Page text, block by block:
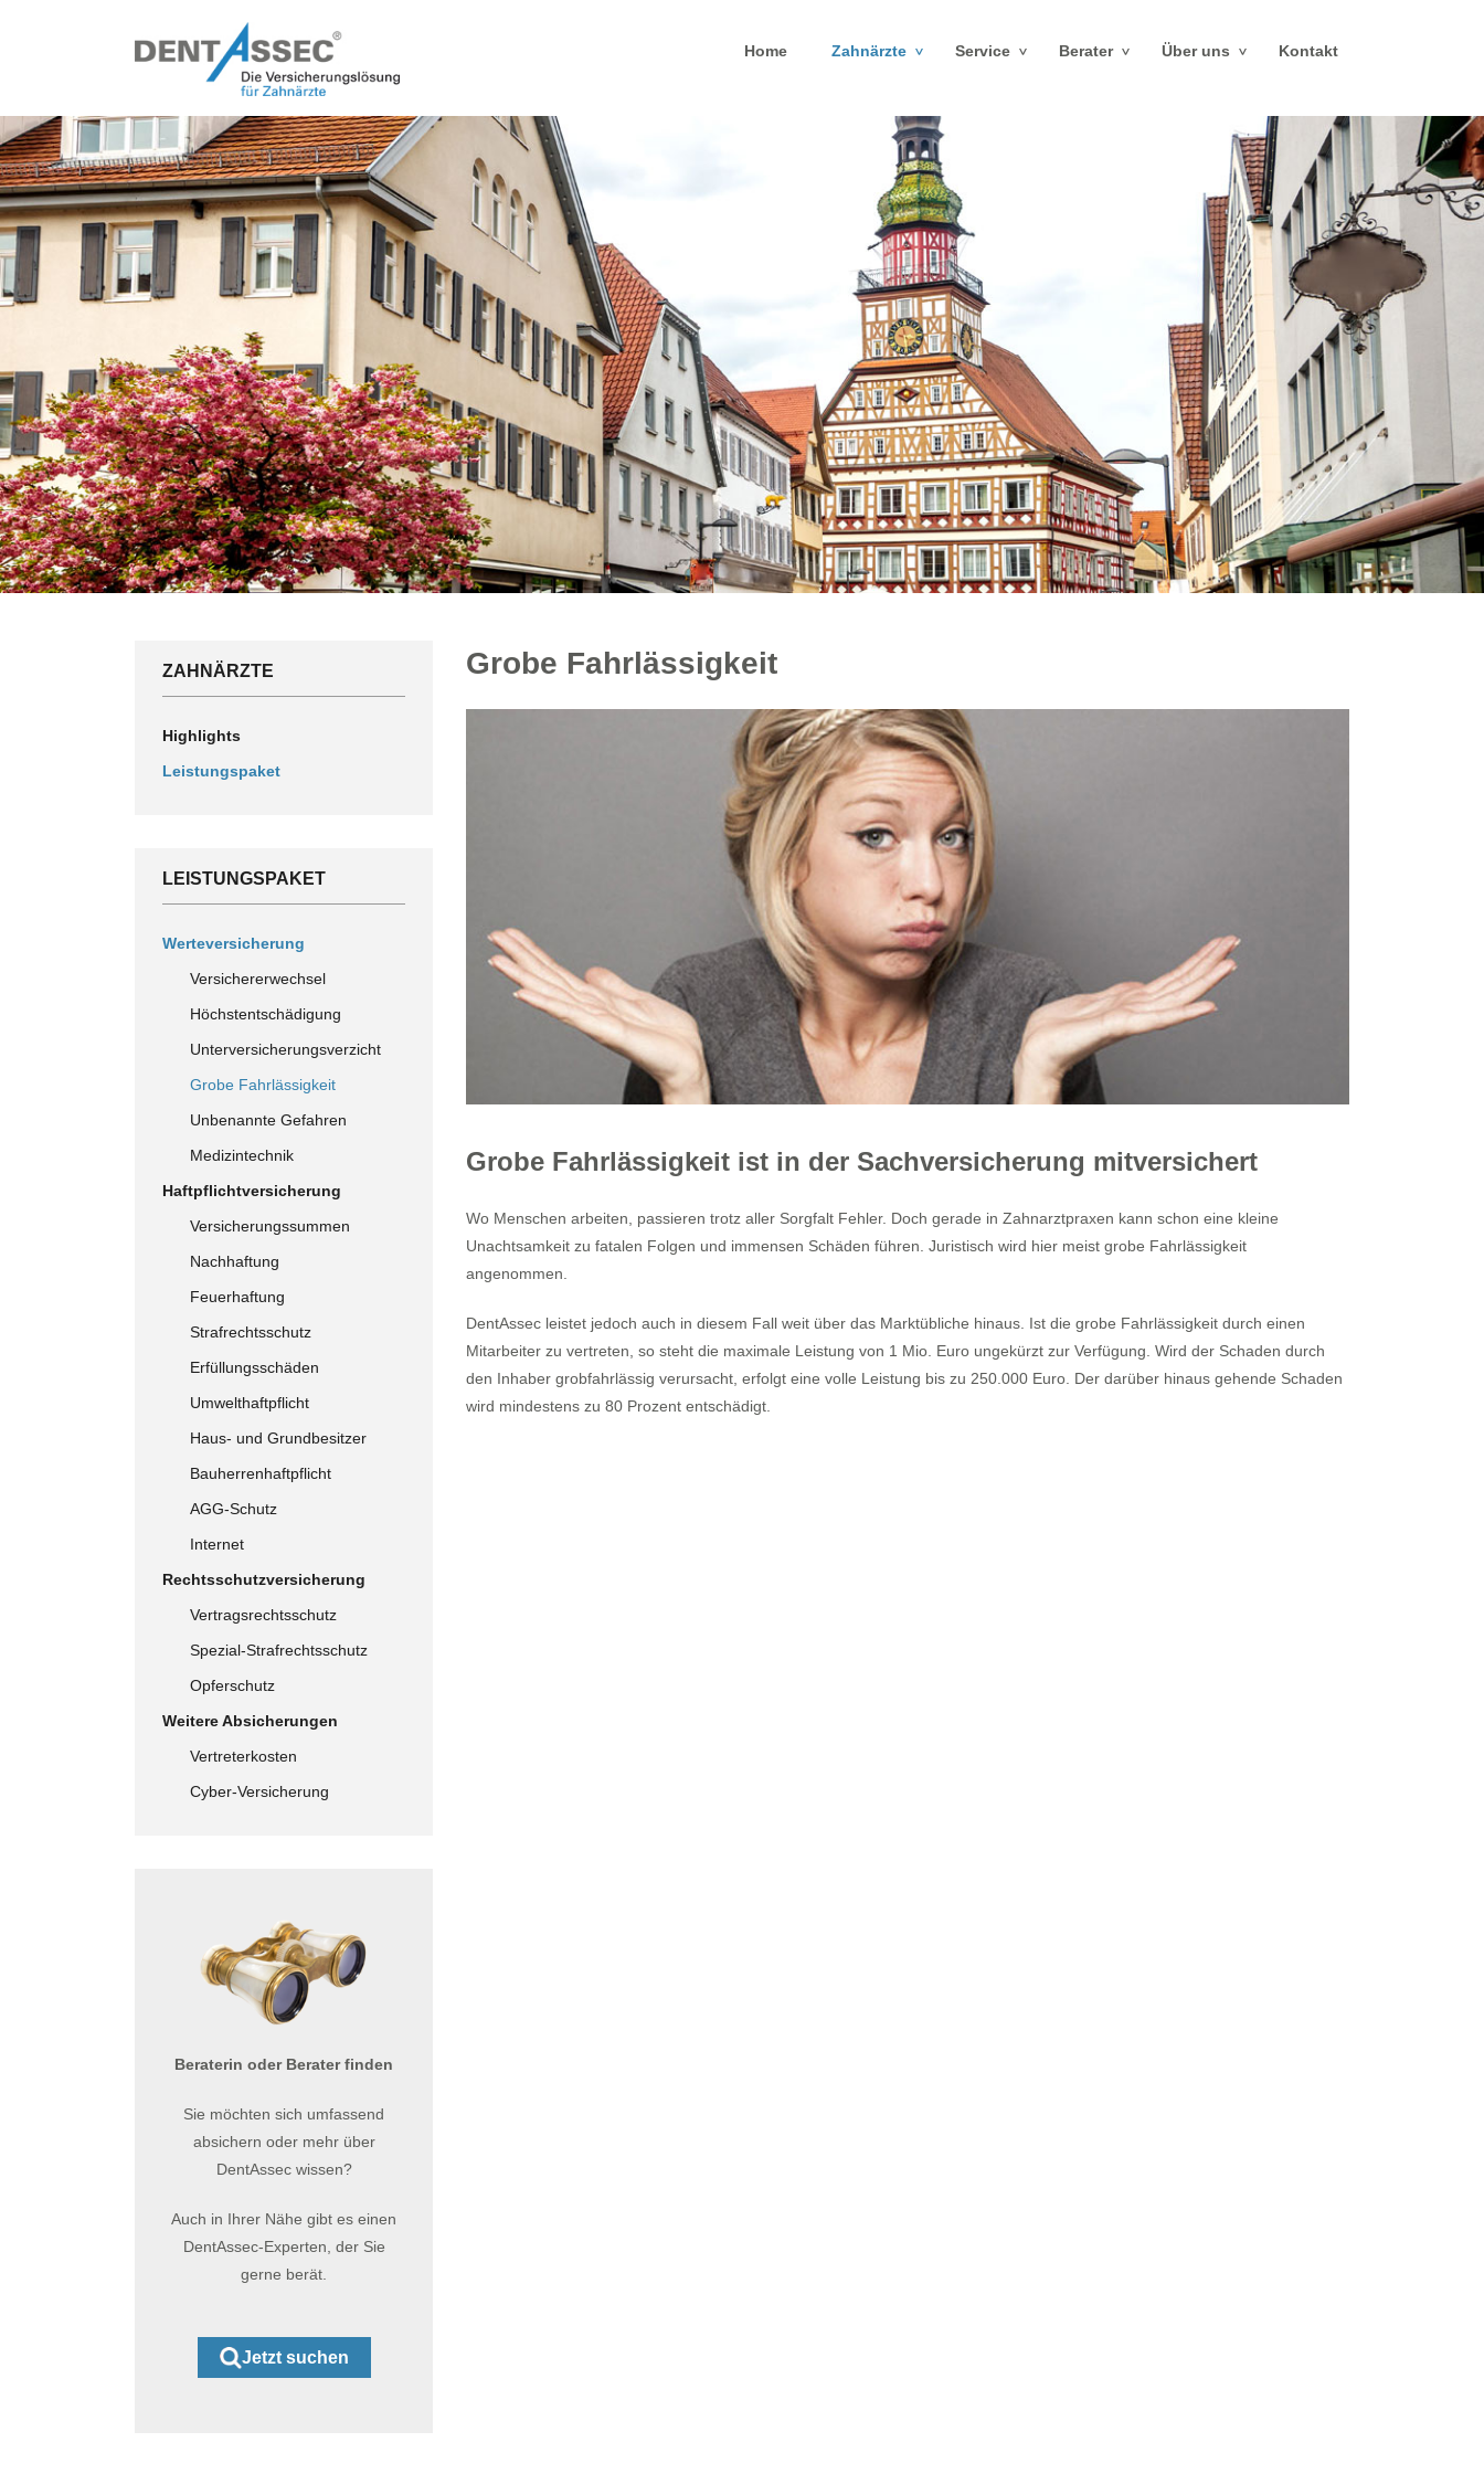
Home Zahnärzte > Service > Berater > Über uns > Kontakt
ZAHNÄRZTE
Highlights
Leistungspaket
LEISTUNGSPAKET
Werteversicherung
Versichererwechsel
Höchstentschädigung
Unterversicherungsverzicht
Grobe Fahrlässigkeit
Unbenannte Gefahren
Medizintechnik
Haftpflichtversicherung
Versicherungssummen
Nachhaftung
Feuerhaftung
Strafrechtsschutz
Erfüllungsschäden
Umwelthaftpflicht
Haus- und Grundbesitzer
Bauherrenhaftpflicht
AGG-Schutz
Internet
Rechtsschutzversicherung
Vertragsrechtsschutz
Spezial-Strafrechtsschutz
Opferschutz
Weitere Absicherungen
Vertreterkosten
Cyber-Versicherung
Beraterin oder Berater finden
Sie möchten sich umfassend
absichern oder mehr über
DentAssec wissen?
Auch in Ihrer Nähe gibt es einen
DentAssec-Experten, der Sie
gerne berät.
Jetzt suchen
Grobe Fahrlässigkeit
Grobe Fahrlässigkeit ist in der Sachversicherung mitversichert
Wo Menschen arbeiten, passieren trotz aller Sorgfalt Fehler. Doch gerade in Zahnarztpraxen kann schon eine kleine
Unachtsamkeit zu fatalen Folgen und immensen Schäden führen. Juristisch wird hier meist grobe Fahrlässigkeit
angenommen.
DentAssec leistet jedoch auch in diesem Fall weit über das Marktübliche hinaus. Ist die grobe Fahrlässigkeit durch einen
Mitarbeiter zu vertreten, so steht die maximale Leistung von 1 Mio. Euro ungekürzt zur Verfügung. Wird der Schaden durch
den Inhaber grobfahrlässig verursacht, erfolgt eine volle Leistung bis zu 250.000 Euro. Der darüber hinaus gehende Schaden
wird mindestens zu 80 Prozent entschädigt.